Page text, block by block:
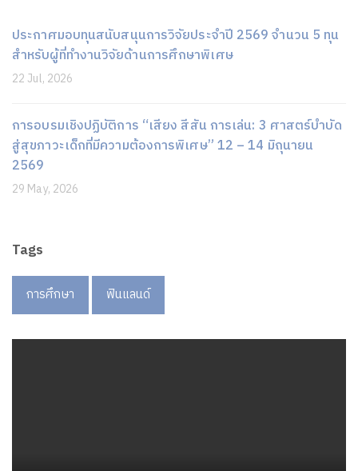
ประกาศมอบทุนสนับสนุนการวิจัยประจำปี 2569 จำนวน 5 ทุน
สำหรับผู้ที่ทำงานวิจัยด้านการศึกษาพิเศษ
22 Jul, 2026
การอบรมเชิงปฏิบัติการ “เสียง สีสัน การเล่น: 3 ศาสตร์บำบัด
สู่สุขภาวะเด็กที่มีความต้องการพิเศษ” 12 – 14 มิถุนายน
2569
29 May, 2026
Tags
การศึกษา ฟินแลนด์